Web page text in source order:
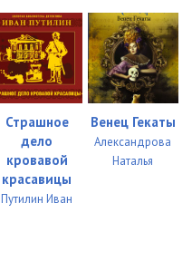
Страшное
дело
кровавой
красавицы
Путилин Иван
Венец Гекаты
Александрова
Наталья